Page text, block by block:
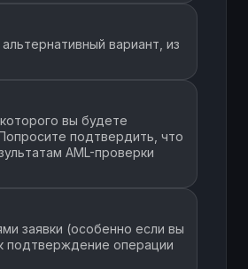
вариант, из
вы будете
подтвердить, что
AML-проверки
заявки (особенно если вы
подтверждение операции